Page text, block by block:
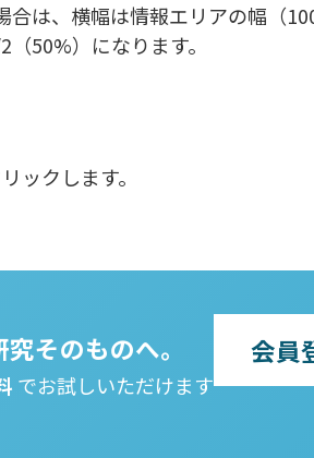
は、横幅は情報エリアの幅（
50%）になります。
ックします。
そのものへ。
でお試しいただけます
会員